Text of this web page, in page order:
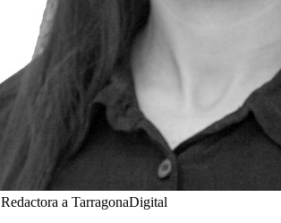
Redactora a TarragonaDigital